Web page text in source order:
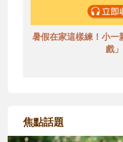
暑假在家這樣練！小一
戲」
焦點話題